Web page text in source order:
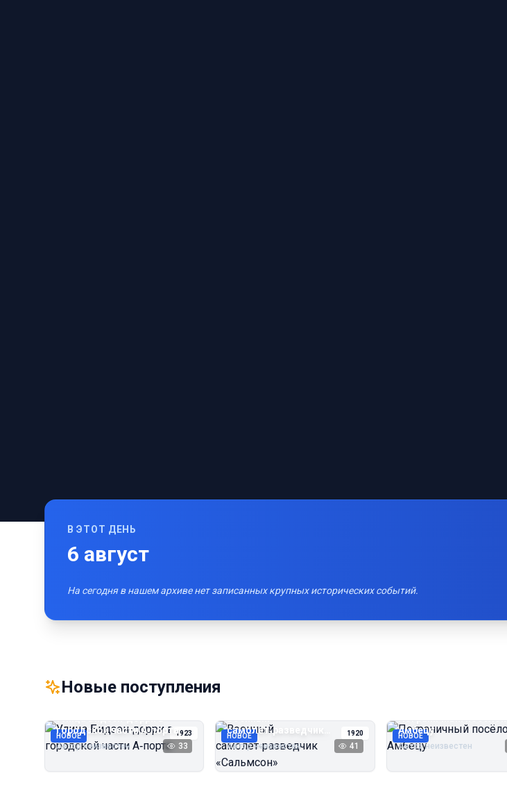
В ЭТОТ ДЕНЬ
6 август
На сегодня в нашем архиве нет записанных крупных исторических событий.
Новые поступления
НОВОЕ 1923
Улица Бидзэн‑дорри в
городской части А‑порта
Автор неизвестен 33
НОВОЕ 1920
Военный
самолёт‑разведчик
«Сальмсон»
Автор неизвестен 41
НОВОЕ
Пограничный посёлок
Амбецу
Автор неизвестен